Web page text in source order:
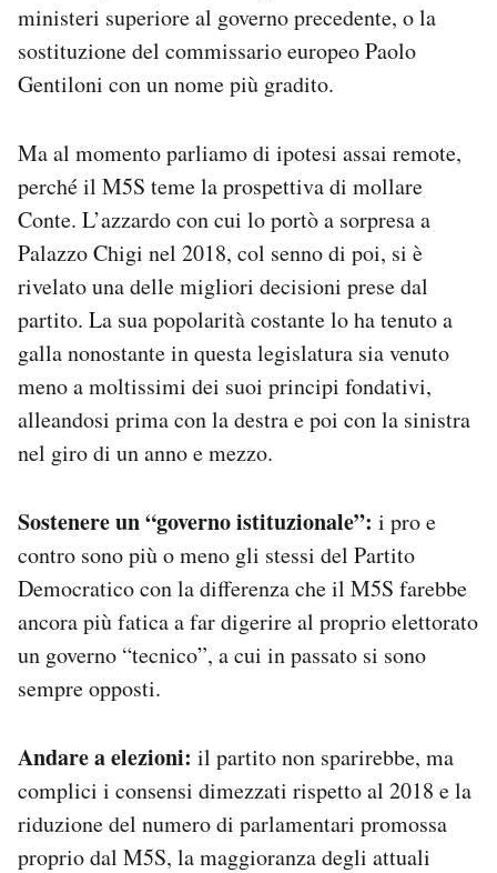
ministeri superiore al governo precedente, o la
sostituzione del commissario europeo Paolo
Gentiloni con un nome più gradito.
Ma al momento parliamo di ipotesi assai remote,
perché il M5S teme la prospettiva di mollare
Conte. L’azzardo con cui lo portò a sorpresa a
Palazzo Chigi nel 2018, col senno di poi, si è
rivelato una delle migliori decisioni prese dal
partito. La sua popolarità costante lo ha tenuto a
galla nonostante in questa legislatura sia venuto
meno a moltissimi dei suoi principi fondativi,
alleandosi prima con la destra e poi con la sinistra
nel giro di un anno e mezzo.
Sostenere un “governo istituzionale”: i pro e
contro sono più o meno gli stessi del Partito
Democratico con la differenza che il M5S farebbe
ancora più fatica a far digerire al proprio elettorato
un governo “tecnico”, a cui in passato si sono
sempre opposti.
Andare a elezioni: il partito non sparirebbe, ma
complici i consensi dimezzati rispetto al 2018 e la
riduzione del numero di parlamentari promossa
proprio dal M5S, la maggioranza degli attuali